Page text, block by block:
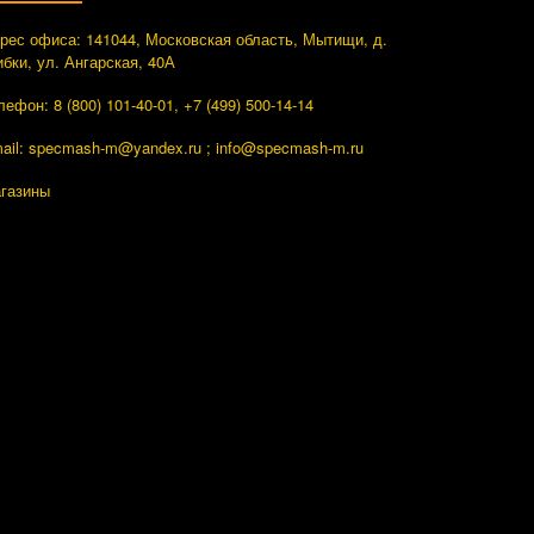
офиса: 141044, Московская область, Мытищи, д.
ул. Ангарская, 40А
8 (800) 101-40-01, +7 (499) 500-14-14
specmash-m@yandex.ru ; info@specmash-m.ru